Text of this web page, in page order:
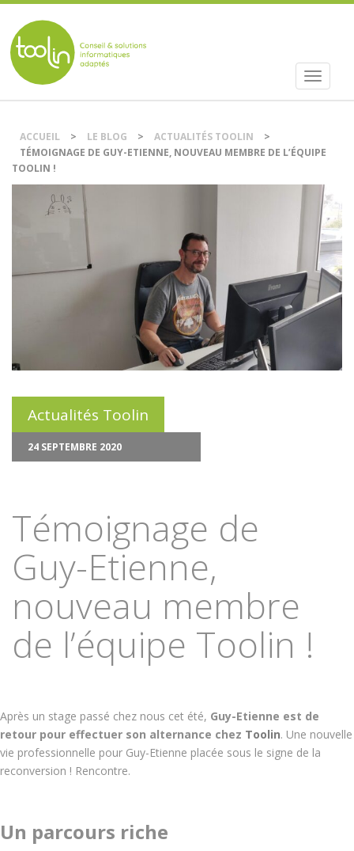
Menu
principal
Atteindre
contenu
DSI et chef de projet IT externalisé sur
ACCUEIL > LE BLOG > ACTUALITÉS TOOLIN
>
TÉMOIGNAGE DE GUY-ETIENNE, NOUVEAU MEMBRE DE L’ÉQUIPE
TOOLIN !
Actualités Toolin
24 SEPTEMBRE 2020
Témoignage de
Guy-Etienne,
nouveau membre
de l’équipe Toolin !
Après un stage passé chez nous cet été, Guy-Etienne est de
retour pour effectuer son alternance chez Toolin. Une nouvelle
vie professionnelle pour Guy-Etienne placée sous le signe de la
reconversion ! Rencontre.
Un parcours riche